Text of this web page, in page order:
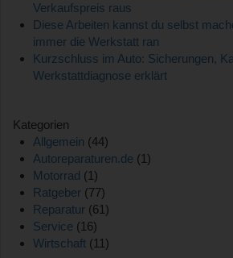
Verkaufspreis raus
Diese Arbeiten kannst du selbst
immer die Werkstatt ran
Kurzschluss im Auto: Sicherungen,
Werkstattdiagnose erklärt
Kategorien
Allgemein (44)
Autoreparaturen.de (1)
Motorrad (1)
Ratgeber (77)
Reparatur (61)
Service (16)
Wirtschaft (11)